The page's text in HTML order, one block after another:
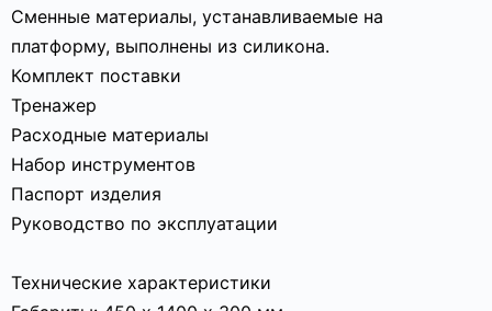
Сменные материалы, устанавливаемые на
платформу, выполнены из силикона.
Комплект поставки
Тренажер
Расходные материалы
Набор инструментов
Паспорт изделия
Руководство по эксплуатации
Технические характеристики